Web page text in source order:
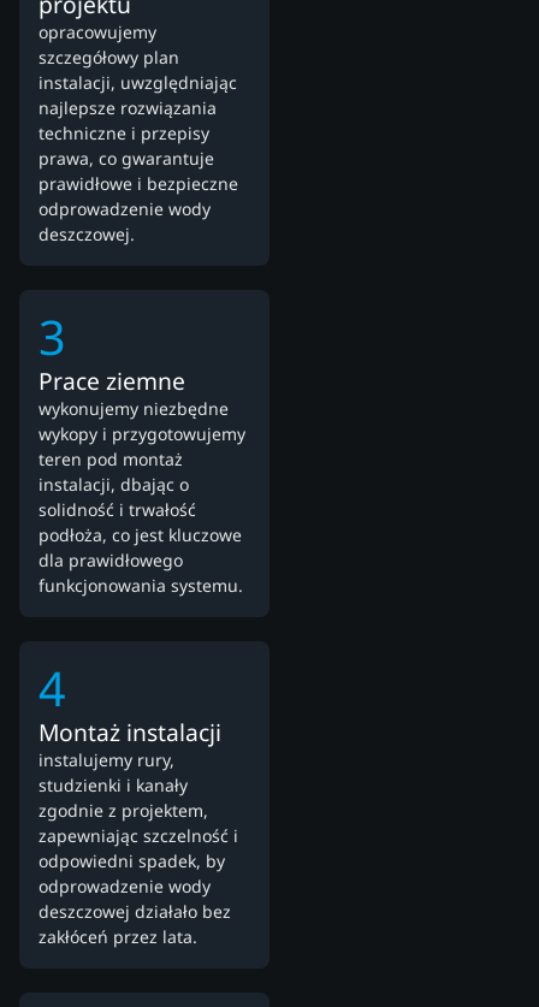
opracowujemy
szczegółowy plan
instalacji, uwzględniając
najlepsze rozwiązania
techniczne i przepisy
prawa, co gwarantuje
prawidłowe i bezpieczne
odprowadzenie wody
deszczowej.
3
Prace ziemne
wykonujemy niezbędne
wykopy i przygotowujemy
teren pod montaż
instalacji, dbając o
solidność i trwałość
podłoża, co jest kluczowe
dla prawidłowego
funkcjonowania systemu.
4
Montaż instalacji
instalujemy rury,
studzienki i kanały
zgodnie z projektem,
zapewniając szczelność i
odpowiedni spadek, by
odprowadzenie wody
deszczowej działało bez
zakłóceń przez lata.